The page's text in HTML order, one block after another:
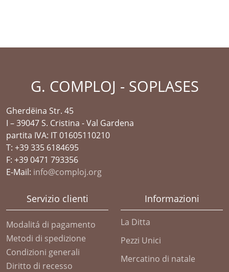
G. COMPLOJ - SOPLASES
Gherdëina Str. 45
I – 39047 S. Cristina - Val Gardena
partita IVA: IT 01605110210
T: +39 335 6184695
F: +39 0471 793356
E-Mail: info@comploj.org
Servizio clienti
Modalitá di pagamento
Metodi di spedizione
Condizioni generali
Diritto di recesso
Informazioni
La Ditta
Pezzi Unici
Mercatino di natale